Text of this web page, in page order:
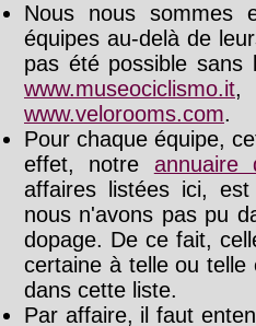
Nous nous sommes
équipes au-delà de
pas été possible sans
www.museociclismo.it
www.velorooms.com.
Pour chaque équipe,
effet, notre annuaire
affaires listées ici,
nous n'avons pas pu
dopage. De ce fait,
certaine à telle ou telle
dans cette liste.
Par affaire, il faut